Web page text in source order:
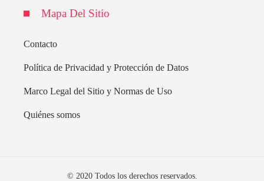
Mapa Del Sitio
Contacto
Política de Privacidad y Protección de Datos
Marco Legal del Sitio y Normas de Uso
Quiénes somos
© 2020 Todos los derechos reservados.